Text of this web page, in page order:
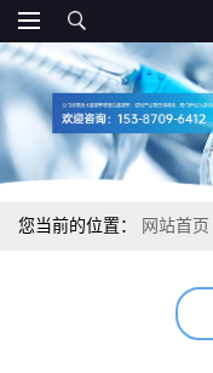
您当前的位置： 网站首页